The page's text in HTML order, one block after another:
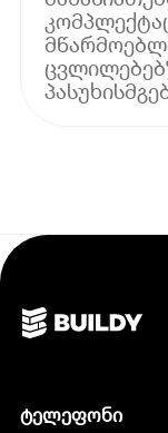
ტელეფონი